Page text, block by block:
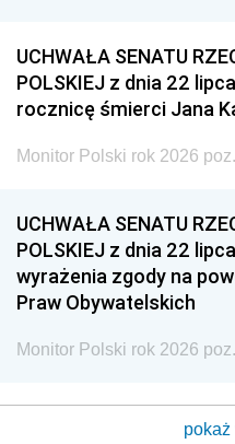
UCHWAŁA SENATU
POLSKIEJ z dnia 22
rocznicę śmierci Jana
Monitor Polski rok 2026
UCHWAŁA SENATU
POLSKIEJ z dnia 22
wyrażenia zgody na
Praw Obywatelskich
Monitor Polski rok 2026
pokaż